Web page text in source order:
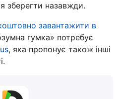
зберегти назавжди.
завантажити в
гумка» потребує
, яка пропонує також інші